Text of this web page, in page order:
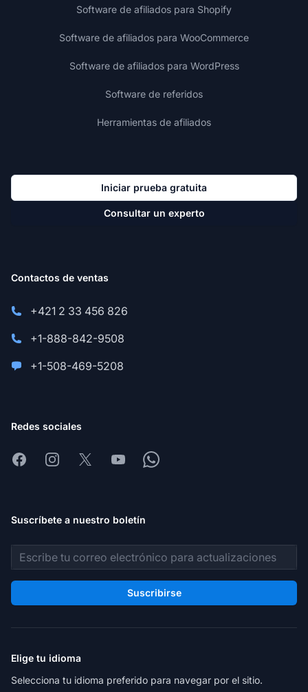
Software de afiliados para Shopify
Software de afiliados para WooCommerce
Software de afiliados para WordPress
Software de referidos
Herramientas de afiliados
Iniciar prueba gratuita
Consultar un experto
Contactos de ventas
+421 2 33 456 826
+1-888-842-9508
+1-508-469-5208
Redes sociales
FacebookInstagram
X YoutubeWhatsapp
Suscríbete a nuestro boletín
Dirección de correo electrónico
Suscribirse
Elige tu idioma
Selecciona tu idioma preferido para navegar por el sitio.